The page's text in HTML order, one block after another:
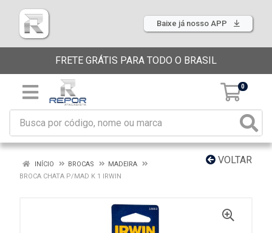
Baixe já nosso APP
FRETE GRÁTIS PARA TODO O BRASIL
0
VOLTAR
INÍCIO BROCAS
MADEIRA
BROCA CHATA P/MAD K 1 IRWIN